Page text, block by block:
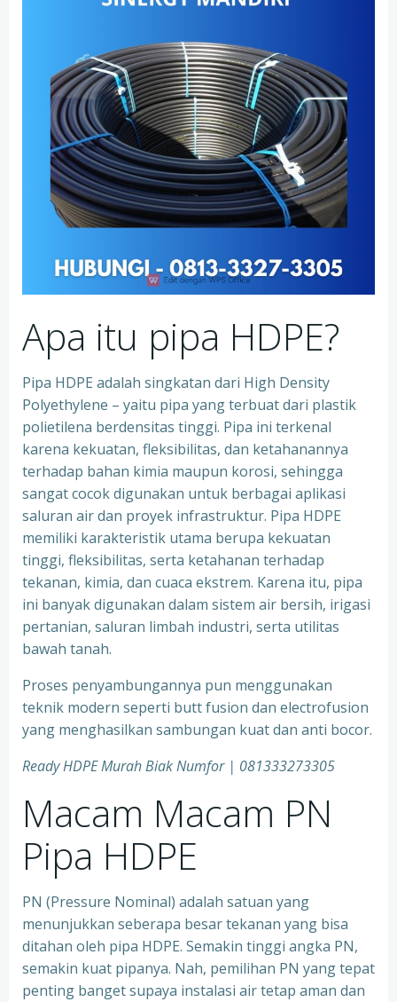
Apa itu pipa HDPE?
Pipa HDPE adalah singkatan dari High Density
Polyethylene – yaitu pipa yang terbuat dari plastik
polietilena berdensitas tinggi. Pipa ini terkenal
karena kekuatan, fleksibilitas, dan ketahanannya
terhadap bahan kimia maupun korosi, sehingga
sangat cocok digunakan untuk berbagai aplikasi
saluran air dan proyek infrastruktur. Pipa HDPE
memiliki karakteristik utama berupa kekuatan
tinggi, fleksibilitas, serta ketahanan terhadap
tekanan, kimia, dan cuaca ekstrem. Karena itu, pipa
ini banyak digunakan dalam sistem air bersih, irigasi
pertanian, saluran limbah industri, serta utilitas
bawah tanah.
Proses penyambungannya pun menggunakan
teknik modern seperti butt fusion dan electrofusion
yang menghasilkan sambungan kuat dan anti bocor.
Ready HDPE Murah Biak Numfor| 081333273305
Macam Macam PN
Pipa HDPE
PN (Pressure Nominal) adalah satuan yang
menunjukkan seberapa besar tekanan yang bisa
ditahan oleh pipa HDPE. Semakin tinggi angka PN,
semakin kuat pipanya. Nah, pemilihan PN yang tepat
penting banget supaya instalasi air tetap aman dan